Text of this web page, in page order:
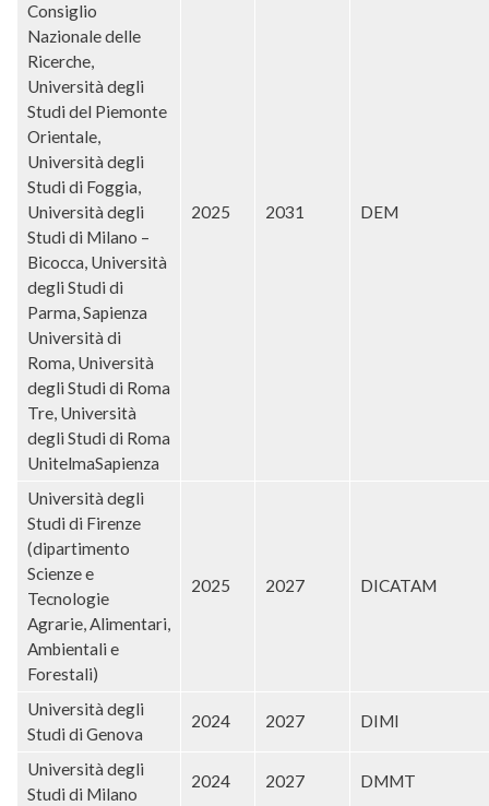
Consiglio
Nazionale delle
Ricerche,
Università degli
Studi del Piemonte
Orientale,
Università degli
Studi di Foggia,
Università degli
Studi di Milano –
Bicocca, Università
degli Studi di
Parma, Sapienza
Università di
Roma, Università
degli Studi di Roma
Tre, Università
degli Studi di Roma
UnitelmaSapienza
2025 2031 DEM
Università degli
Studi di Firenze
(dipartimento
Scienze e
Tecnologie
Agrarie, Alimentari,
Ambientali e
Forestali)
2025 2027 DICATAM
Università degli
Studi di Genova
2024 2027 DIMI
Università degli
Studi di Milano
2024 2027 DMMT